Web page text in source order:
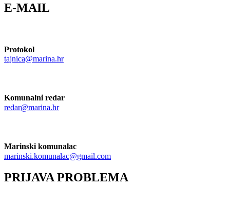
E-MAIL
Protokol
tajnica@marina.hr
Komunalni redar
redar@marina.hr
Marinski komunalac
marinski.komunalac@gmail.com
PRIJAVA PROBLEMA